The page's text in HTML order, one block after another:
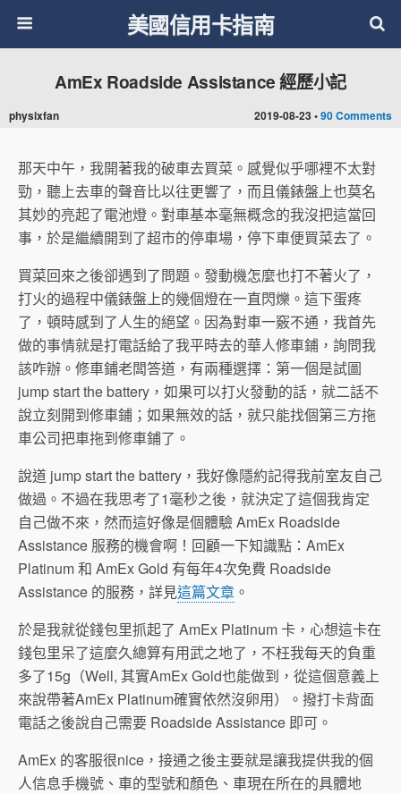
美國信用卡指南
2019-08-23 •90 Comments
AmEx Roadside Assistance 經歷小記
physixfan
那天中午，我開著我的破車去買菜。感覺似乎哪裡不太對
勁，聽上去車的聲音比以往更響了，而且儀錶盤上也莫名
其妙的亮起了電池燈。對車基本毫無概念的我沒把這當回
事，於是繼續開到了超市的停車場，停下車便買菜去了。
買菜回來之後卻遇到了問題。發動機怎麼也打不著火了，
打火的過程中儀錶盤上的幾個燈在一直閃爍。這下蛋疼
了，頓時感到了人生的絕望。因為對車一竅不通，我首先
做的事情就是打電話給了我平時去的華人修車鋪，詢問我
該咋辦。修車鋪老闆答道，有兩種選擇：第一個是試圖
jump start the battery，如果可以打火發動的話，就二話不
說立刻開到修車鋪；如果無效的話，就只能找個第三方拖
車公司把車拖到修車鋪了。
說道 jump start the battery，我好像隱約記得我前室友自己
做過。不過在我思考了1毫秒之後，就決定了這個我肯定
自己做不來，然而這好像是個體驗 AmEx Roadside
Assistance 服務的機會啊！回顧一下知識點：AmEx
Platinum 和 AmEx Gold 有每年4次免費 Roadside
Assistance 的服務，詳見這篇文章 。
於是我就從錢包里抓起了 AmEx Platinum 卡，心想這卡在
錢包里呆了這麼久總算有用武之地了，不枉我每天的負重
多了15g（Well, 其實AmEx Gold也能做到，從這個意義上
來說帶著AmEx Platinum確實依然沒卵用）。撥打卡背面
電話之後說自己需要 Roadside Assistance 即可。
AmEx 的客服很nice，接通之後主要就是讓我提供我的個
人信息手機號、車的型號和顏色、車現在所在的具體地